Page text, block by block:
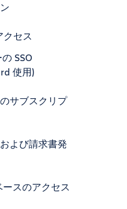
クセス
SSO
使用)
サブスクリプ
よび請求書発
ースのアクセス